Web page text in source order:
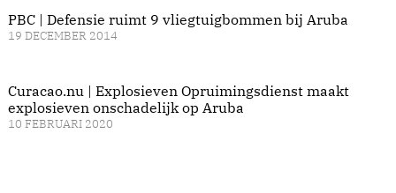
PBC | Defensie ruimt 9 vliegtuigbommen bij Aruba
19 DECEMBER 2014
Curacao.nu | Explosieven Opruimingsdienst maakt
explosieven onschadelijk op Aruba
10 FEBRUARI 2020